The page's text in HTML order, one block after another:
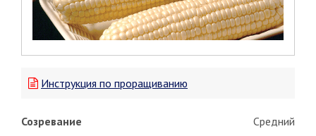
Инструкция по проращиванию
Созревание
Средний